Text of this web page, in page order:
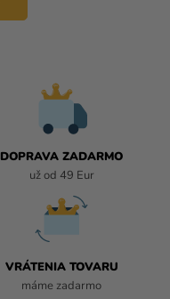
DOPRAVA ZADARMO
už od 49 Eur
VRÁTENIA TOVARU
máme zadarmo